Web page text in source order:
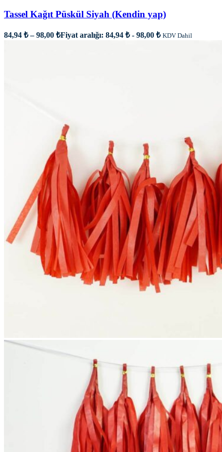
Tassel Kağıt Püskül Siyah (Kendin yap)
84,94 ₺ –98,00 ₺Fiyat aralığı: 84,94 ₺ - 98,00 ₺ KDV Dahil